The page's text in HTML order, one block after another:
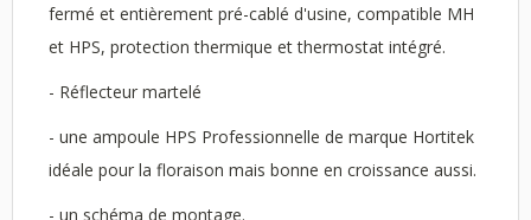
fermé et entièrement pré-cablé d'usine, compatible MH
et HPS, protection thermique et thermostat intégré.
- Réflecteur martelé
- une ampoule HPS Professionnelle de marque Hortitek
idéale pour la floraison mais bonne en croissance aussi.
- un schéma de montage.